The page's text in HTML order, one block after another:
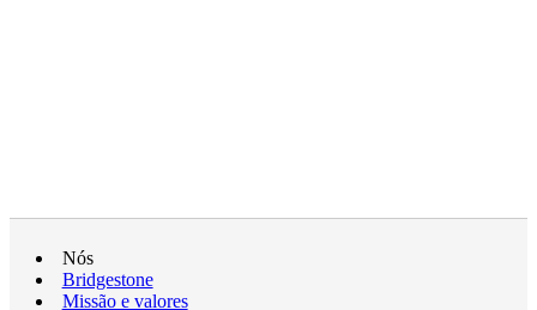
Nós
Bridgestone
Missão e valores